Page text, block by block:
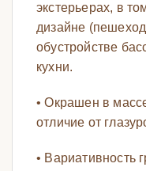
экстерьерах, в
дизайне
обустройстве
кухни.
• Окрашен в
отличие от
• Вариативность